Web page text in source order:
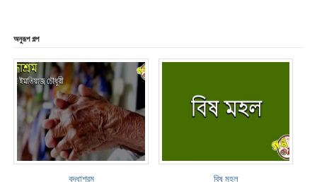
অনুরূপ গল্প
বৃদ্ধাশ্রম বিষ মহল